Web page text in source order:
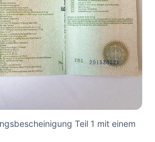
Teil 1 mit einem